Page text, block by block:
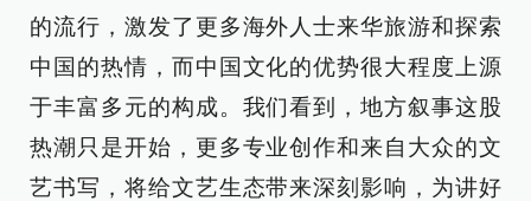
的流行，激发了更多海外人士来华旅游和探索
中国的热情，而中国文化的优势很大程度上源
于丰富多元的构成。我们看到，地方叙事这股
热潮只是开始，更多专业创作和来自大众的文
艺书写，将给文艺生态带来深刻影响，为讲好